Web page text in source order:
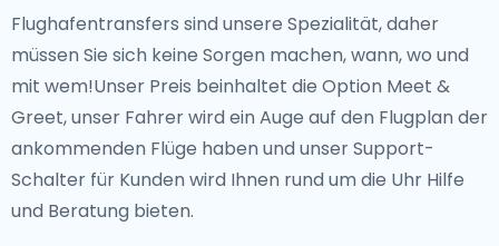
Flughafentransfers sind unsere Spezialität, daher
müssen Sie sich keine Sorgen machen, wann, wo und
mit wem!Unser Preis beinhaltet die Option Meet &
Greet, unser Fahrer wird ein Auge auf den Flugplan der
ankommenden Flüge haben und unser Support-
Schalter für Kunden wird Ihnen rund um die Uhr Hilfe
und Beratung bieten.